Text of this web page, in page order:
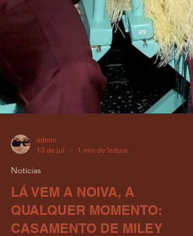
admin
13 de jul.
1 min de leitura